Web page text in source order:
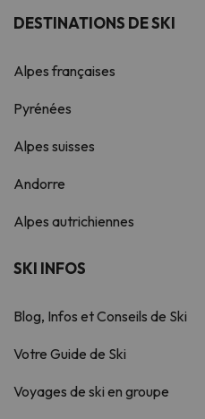
DESTINATIONS DE SKI
Alpes françaises
Pyrénées
Alpes suisses
Andorre
Alpes autrichiennes
SKI INFOS
Blog, Infos et Conseils de Ski
Votre Guide de Ski
Voyages de ski en groupe